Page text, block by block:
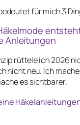
für mich 3
Anleitungen
rüttele ich 2026
nicht neu. Ich
es sichtbarer.